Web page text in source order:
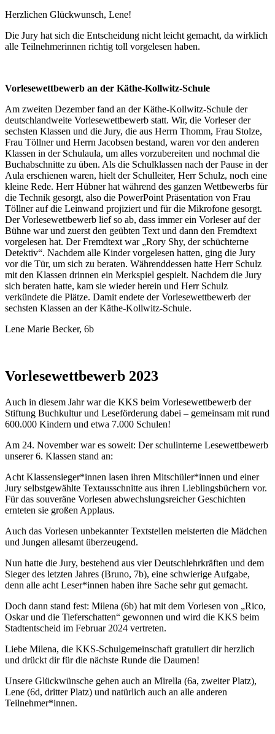
Herzlichen Glückwunsch, Lene!
Die Jury hat sich die Entscheidung nicht leicht gemacht, da wirklich
alle Teilnehmerinnen richtig toll vorgelesen haben.
Vorlesewettbewerb an der Käthe-Kollwitz-Schule
Am zweiten Dezember fand an der Käthe-Kollwitz-Schule der
deutschlandweite Vorlesewettbewerb statt. Wir, die Vorleser der
sechsten Klassen und die Jury, die aus Herrn Thomm, Frau Stolze,
Frau Töllner und Herrn Jacobsen bestand, waren vor den anderen
Klassen in der Schulaula, um alles vorzubereiten und nochmal die
Buchabschnitte zu üben. Als die Schulklassen nach der Pause in der
Aula erschienen waren, hielt der Schulleiter, Herr Schulz, noch eine
kleine Rede. Herr Hübner hat während des ganzen Wettbewerbs für
die Technik gesorgt, also die PowerPoint Präsentation von Frau
Töllner auf die Leinwand projiziert und für die Mikrofone gesorgt.
Der Vorlesewettbewerb lief so ab, dass immer ein Vorleser auf der
Bühne war und zuerst den geübten Text und dann den Fremdtext
vorgelesen hat. Der Fremdtext war „Rory Shy, der schüchterne
Detektiv“. Nachdem alle Kinder vorgelesen hatten, ging die Jury
vor die Tür, um sich zu beraten. Währenddessen hatte Herr Schulz
mit den Klassen drinnen ein Merkspiel gespielt. Nachdem die Jury
sich beraten hatte, kam sie wieder herein und Herr Schulz
verkündete die Plätze. Damit endete der Vorlesewettbewerb der
sechsten Klassen an der Käthe-Kollwitz-Schule.
Lene Marie Becker, 6b
Vorlesewettbewerb 2023
Auch in diesem Jahr war die KKS beim Vorlesewettbewerb der
Stiftung Buchkultur und Leseförderung dabei – gemeinsam mit rund
600.000 Kindern und etwa 7.000 Schulen!
Am 24. November war es soweit: Der schulinterne Lesewettbewerb
unserer 6. Klassen stand an:
Acht Klassensieger*innen lasen ihren Mitschüler*innen und einer
Jury selbstgewählte Textausschnitte aus ihren Lieblingsbüchern vor.
Für das souveräne Vorlesen abwechslungsreicher Geschichten
ernteten sie großen Applaus.
Auch das Vorlesen unbekannter Textstellen meisterten die Mädchen
und Jungen allesamt überzeugend.
Nun hatte die Jury, bestehend aus vier Deutschlehrkräften und dem
Sieger des letzten Jahres (Bruno, 7b), eine schwierige Aufgabe,
denn alle acht Leser*innen haben ihre Sache sehr gut gemacht.
Doch dann stand fest: Milena (6b) hat mit dem Vorlesen von „Rico,
Oskar und die Tieferschatten“ gewonnen und wird die KKS beim
Stadtentscheid im Februar 2024 vertreten.
Liebe Milena, die KKS-Schulgemeinschaft gratuliert dir herzlich
und drückt dir für die nächste Runde die Daumen!
Unsere Glückwünsche gehen auch an Mirella (6a, zweiter Platz),
Lene (6d, dritter Platz) und natürlich auch an alle anderen
Teilnehmer*innen.